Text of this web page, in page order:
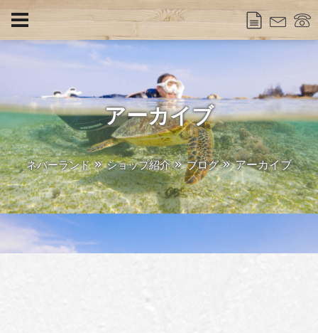
アーカイブ
ネバーランド ショップ紹介 ブログ アーカイブ